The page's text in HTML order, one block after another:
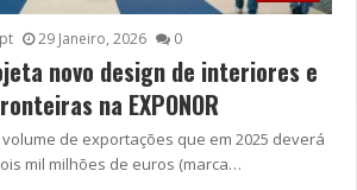
29 Janeiro, 2026 0
novo design de interiores e
na EXPONOR
de exportações que em 2025 deverá
mil milhões de euros (marca…